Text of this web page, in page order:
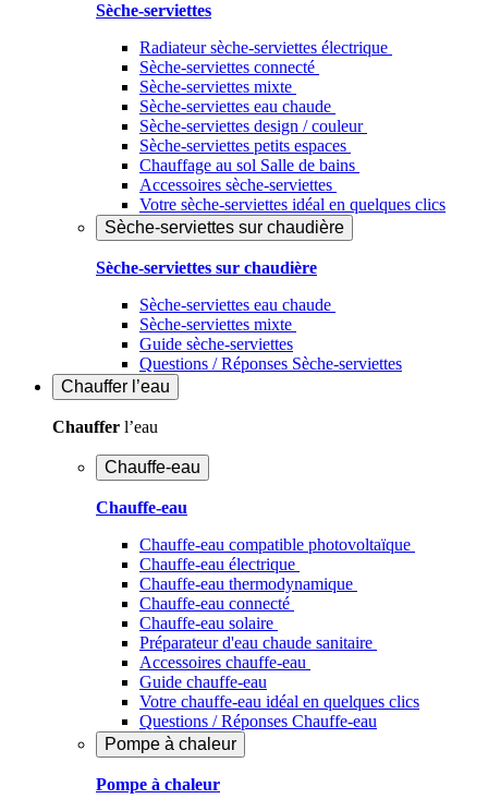
Sèche-serviettes
Radiateur sèche-serviettes électrique
Sèche-serviettes connecté
Sèche-serviettes mixte
Sèche-serviettes eau chaude
Sèche-serviettes design / couleur
Sèche-serviettes petits espaces
Chauffage au sol Salle de bains
Accessoires sèche-serviettes
Votre sèche-serviettes idéal en quelques clics
Sèche-serviettes sur chaudière
Sèche-serviettes sur chaudière
Sèche-serviettes eau chaude
Sèche-serviettes mixte
Guide sèche-serviettes
Questions / Réponses Sèche-serviettes
Chauffer l’eau
Chauffer l’eau
Chauffe-eau
Chauffe-eau
Chauffe-eau compatible photovoltaïque
Chauffe-eau électrique
Chauffe-eau thermodynamique
Chauffe-eau connecté
Chauffe-eau solaire
Préparateur d'eau chaude sanitaire
Accessoires chauffe-eau
Guide chauffe-eau
Votre chauffe-eau idéal en quelques clics
Questions / Réponses Chauffe-eau
Pompe à chaleur
Pompe à chaleur